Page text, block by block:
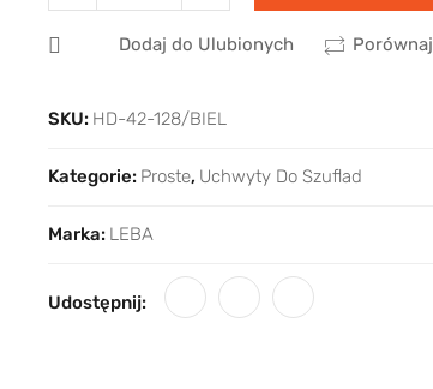
Dodaj do Ulubionych Porównaj
SKU: HD-42-128/BIEL
Kategorie: Proste, Uchwyty Do Szuflad
Marka: LEBA
Udostępnij: